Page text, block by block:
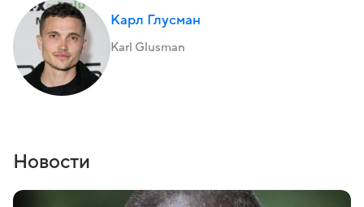
Карл Глусман
Karl Glusman
Новости